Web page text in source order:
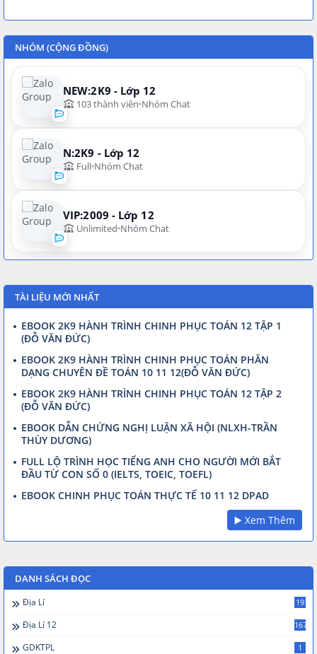
NHÓM (CỘNG ĐỒNG)
NEW:2K9 - Lớp 12
103 thành viên Nhóm Chat
N:2K9 - Lớp 12
Full Nhóm Chat
VIP:2009 - Lớp 12
Unlimited Nhóm Chat
TÀI LIỆU MỚI NHẤT
EBOOK 2K9 HÀNH TRÌNH CHINH PHỤC TOÁN 12 TẬP 1
(ĐỖ VĂN ĐỨC)
EBOOK 2K9 HÀNH TRÌNH CHINH PHỤC TOÁN PHÂN
DẠNG CHUYÊN ĐỀ TOÁN 10 11 12(ĐỖ VĂN ĐỨC)
EBOOK 2K9 HÀNH TRÌNH CHINH PHỤC TOÁN 12 TẬP 2
(ĐỖ VĂN ĐỨC)
EBOOK DẪN CHỨNG NGHỊ LUẬN XÃ HỘI (NLXH-TRẦN
THÙY DƯƠNG)
FULL LỘ TRÌNH HỌC TIẾNG ANH CHO NGƯỜI MỚI BẮT
ĐẦU TỪ CON SỐ 0 (IELTS, TOEIC, TOEFL)
EBOOK CHINH PHỤC TOÁN THỰC TẾ 10 11 12 DPAD
▶️ Xem Thêm
DANH SÁCH ĐỌC
Địa Lí 19
Địa Lí 12 167
GDKTPL 1